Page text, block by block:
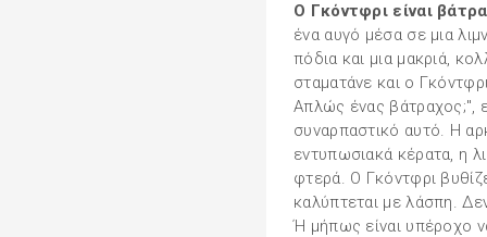
Ο Γκόντφρι είναι
ένα αυγό μέσα σε μια
πόδια και μια μακριά,
σταματάνε και ο
Απλώς ένας βάτραχος;",
συναρπαστικό αυτό. Η
εντυπωσιακά κέρατα, η
φτερά. Ο Γκόντφρι
καλύπτεται με λάσπη.
Ή μήπως είναι υπέροχο